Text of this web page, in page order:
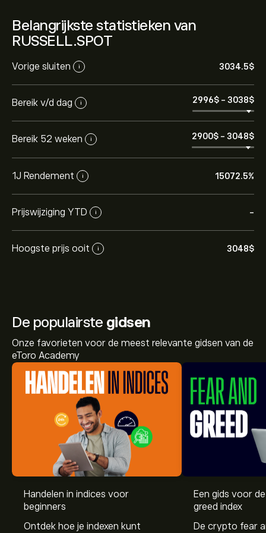
Belangrijkste statistieken van
RUSSELL.SPOT
Vorige sluiten i 3034.5‎$‎
Bereik v/d dag i 2996‎$‎ - 3038‎$‎
Bereik 52 weken i 2900‎$‎ - 3048‎$‎
1J Rendement i 15072.5%
Prijswijziging YTD i -
Hoogste prijs ooit i 3048‎$‎
De populairste gidsen
Onze favorieten voor de meest relevante gidsen van de
eToro Academy
Handelen in indices voor
beginners
Ontdek hoe je indexen kunt
Een gids voor
greed index
De crypto fear
De huidige prijs van RUSSELL.SPOT is 3,034.50‎$‎